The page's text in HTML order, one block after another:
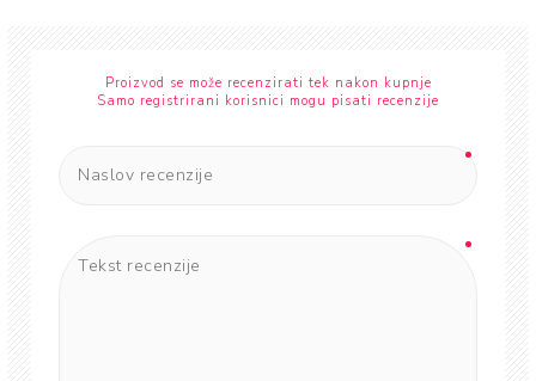
Proizvod se može recenzirati tek nakon kupnje
Samo registrirani korisnici mogu pisati recenzije